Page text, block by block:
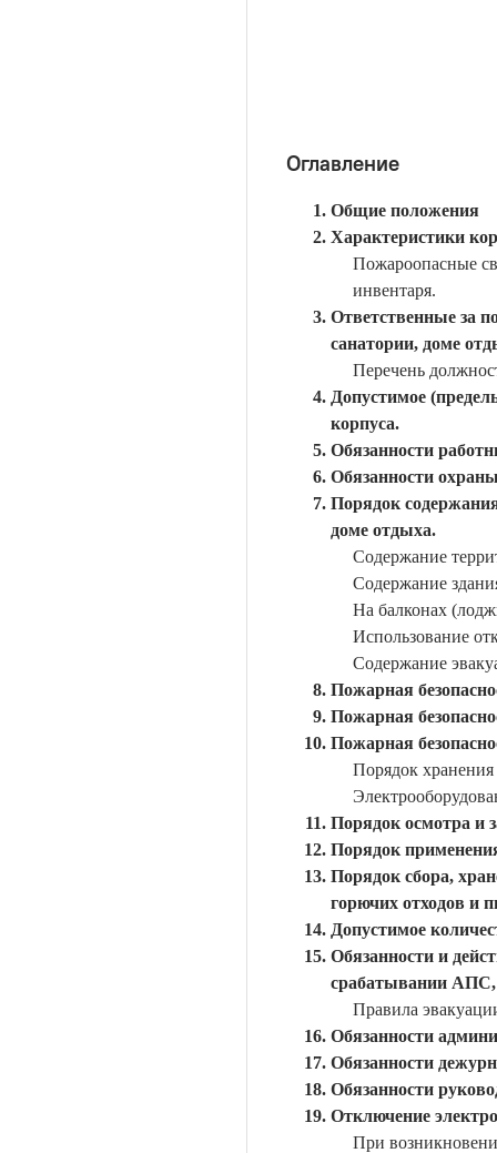
Оглавление
Общие положения
Характеристики
Пожароопасные
инвентаря.
Ответственные за
санатории, доме
Перечень
Допустимое
корпуса.
Обязанности
Обязанности
Порядок
доме отдыха.
Содержание
Содержание
На балконах
Использование
Содержание
Пожарная
Пожарная
Пожарная
Порядок
Порядок осмотра и
Порядок
Порядок сбора,
горючих отходов и
Допустимое
Обязанности и
срабатывании АПС,
Правила
Обязанности
Обязанности
Обязанности
Отключение
При